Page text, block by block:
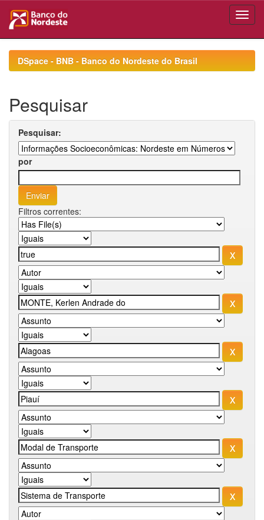
navigationDSpace - BNB - Banco do Nordeste do Brasil
Pesquisar
Pesquisar:
por
Filtros correntes: